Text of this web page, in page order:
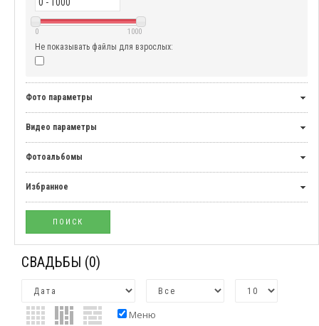
0 1000
Не показывать файлы для взрослых:
Фото параметры
Видео параметры
Фотоальбомы
Избранное
СВАДЬБЫ (0)
Меню